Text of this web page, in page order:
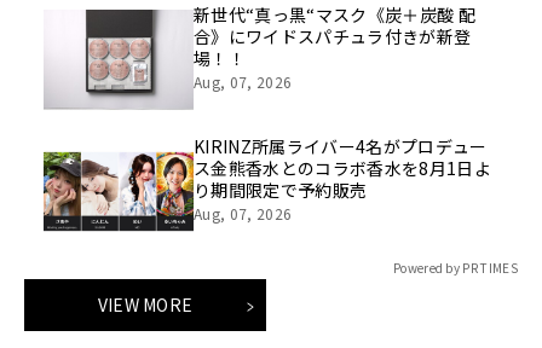
新世代“真っ黒“マスク《炭＋炭酸 配
合》にワイドスパチュラ付きが新登
場！！
Aug, 07, 2026
KIRINZ所属ライバー4名がプロデュー
ス金熊香水とのコラボ香水を8月1日よ
り期間限定で予約販売
Aug, 07, 2026
Powered by PR TIMES
VIEW MORE